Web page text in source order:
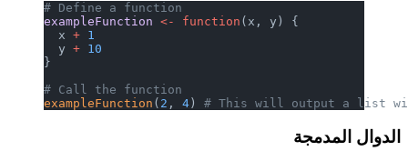
# Define a function
exampleFunction <- function (x, y) {
  x
1
  y
10
# Call the function
exampleFunction ( 2 , 4 ) # This will output a list
الدوال المدمجة